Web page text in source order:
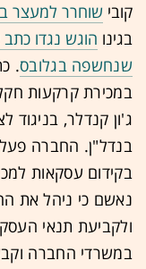
קובי שוחרר למעצר
בגינו הוגש נגדו כתב
שנחשפה בגלובס.
במכירת קרקעות
ג'ון קנדלר,
בקידום עסקאות
נאשם כי ניהל את
ולקביעת תנאי
במשרדי החברה